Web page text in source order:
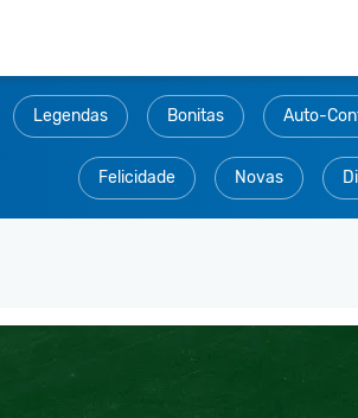
Legendas Bonitas Auto-
Felicidade Novas